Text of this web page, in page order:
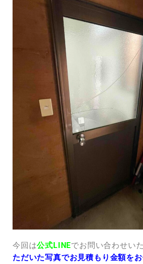
今回は公式LINEでお問い合わせいた
ただいた写真でお見積もり金額を